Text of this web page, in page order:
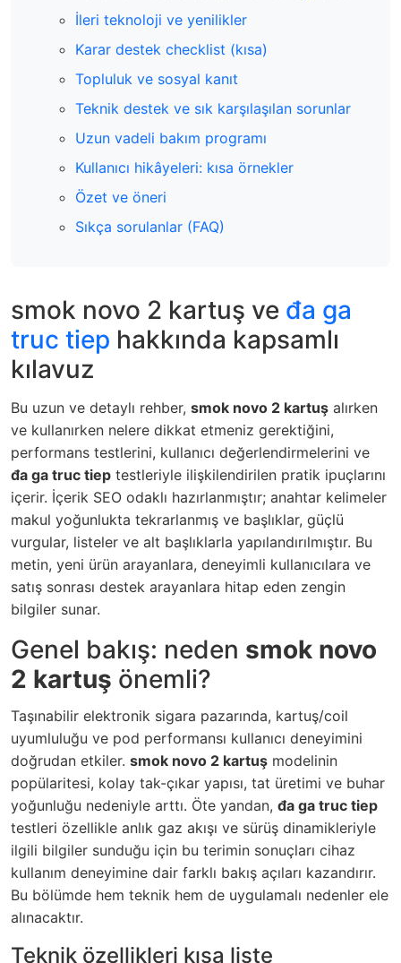
İleri teknoloji ve yenilikler
Karar destek checklist (kısa)
Topluluk ve sosyal kanıt
Teknik destek ve sık karşılaşılan sorunlar
Uzun vadeli bakım programı
Kullanıcı hikâyeleri: kısa örnekler
Özet ve öneri
Sıkça sorulanlar (FAQ)
smok novo 2 kartuş ve đa ga
truc tiep hakkında kapsamlı
kılavuz
Bu uzun ve detaylı rehber, smok novo 2 kartuş alırken
ve kullanırken nelere dikkat etmeniz gerektiğini,
performans testlerini, kullanıcı değerlendirmelerini ve
đa ga truc tiep testleriyle ilişkilendirilen pratik ipuçlarını
içerir. İçerik SEO odaklı hazırlanmıştır; anahtar kelimeler
makul yoğunlukta tekrarlanmış ve başlıklar, güçlü
vurgular, listeler ve alt başlıklarla yapılandırılmıştır. Bu
metin, yeni ürün arayanlara, deneyimli kullanıcılara ve
satış sonrası destek arayanlara hitap eden zengin
bilgiler sunar.
Genel bakış: neden smok novo
2 kartuş önemli?
Taşınabilir elektronik sigara pazarında, kartuş/coil
uyumluluğu ve pod performansı kullanıcı deneyimini
doğrudan etkiler. smok novo 2 kartuş modelinin
popülaritesi, kolay tak-çıkar yapısı, tat üretimi ve buhar
yoğunluğu nedeniyle arttı. Öte yandan, đa ga truc tiep
testleri özellikle anlık gaz akışı ve sürüş dinamikleriyle
ilgili bilgiler sunduğu için bu terimin sonuçları cihaz
kullanım deneyimine dair farklı bakış açıları kazandırır.
Bu bölümde hem teknik hem de uygulamalı nedenler ele
alınacaktır.
Teknik özellikleri kısa liste